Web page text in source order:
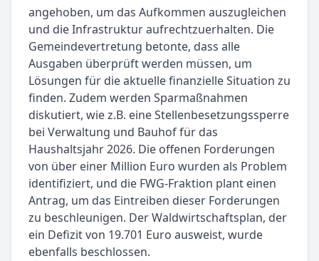
angehoben, um das Aufkommen auszugleichen
und die Infrastruktur aufrechtzuerhalten. Die
Gemeindevertretung betonte, dass alle
Ausgaben überprüft werden müssen, um
Lösungen für die aktuelle finanzielle Situation zu
finden. Zudem werden Sparmaßnahmen
diskutiert, wie z.B. eine Stellenbesetzungssperre
bei Verwaltung und Bauhof für das
Haushaltsjahr 2026. Die offenen Forderungen
von über einer Million Euro wurden als Problem
identifiziert, und die FWG-Fraktion plant einen
Antrag, um das Eintreiben dieser Forderungen
zu beschleunigen. Der Waldwirtschaftsplan, der
ein Defizit von 19.701 Euro ausweist, wurde
ebenfalls beschlossen.